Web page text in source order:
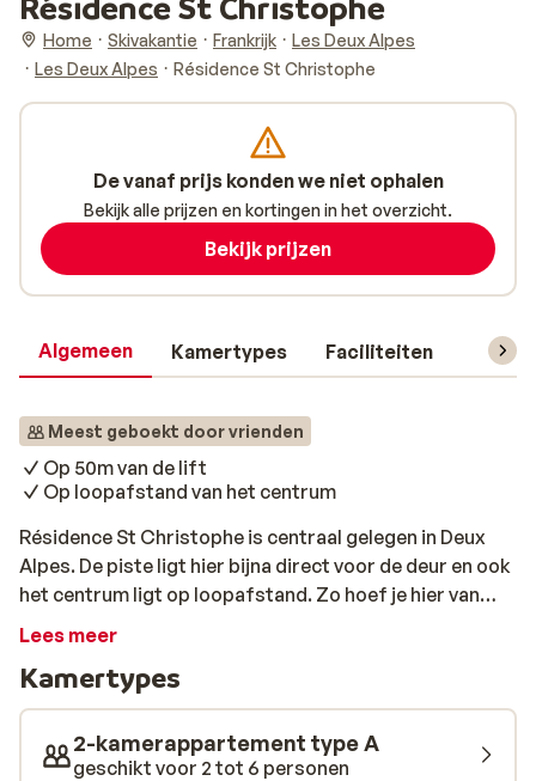
Home Skivakantie Frankrijk
Les Deux Alpes
Les Deux Alpes
Résidence St Christophe
Algemeen Kamertypes Faciliteiten
Meest geboekt door vrienden
Op 50m van de lift
Op loopafstand van het centrum
Résidence St Christophe is centraal gelegen in Deux
Alpes. De piste ligt hier bijna direct voor de deur en ook
het centrum ligt op loopafstand. Zo hoef je hier van
zowel het skiën als het après-skiën niks te missen. De
dag uitleven op de pistes schuif je in het centrum zo
aan in een van de leuke restaurants voor een goed
Frans diner.
Lees meer
Kamertypes
2-kamerappartement type A
geschikt voor 2 tot 6 personen
De vanaf prijs konden we niet ophalen
Bekijk alle prijzen en kortingen in het overzicht.
Bekijk prijzen